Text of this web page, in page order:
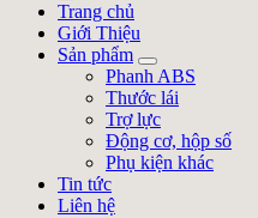
Trang chủ
Giới Thiệu
Sản phẩm
Phanh ABS
Thước lái
Trợ lực
Động cơ, hộp số
Phụ kiện khác
Tin tức
Liên hệ